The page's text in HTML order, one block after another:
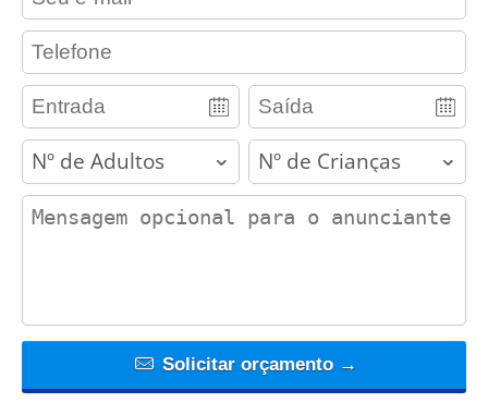
contact_phone
adults children
contact_message
Solicitar orçamento →